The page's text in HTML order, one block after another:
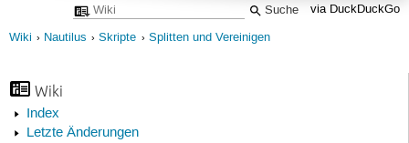
via DuckDuckGo
Wiki Nautilus Skripte Splitten und Vereinigen
Wiki
Index
Letzte Änderungen